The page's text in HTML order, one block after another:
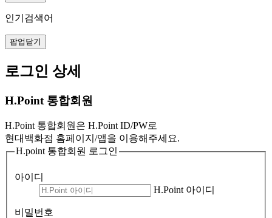
인기검색어
팝업닫기
로그인 상세
H.Point 통합회원
H.Point 통합회원은 H.Point ID/PW로
현대백화점 홈페이지/앱을 이용해주세요.
H.point 통합회원 로그인
아이디
H.Point 아이디
비밀번호